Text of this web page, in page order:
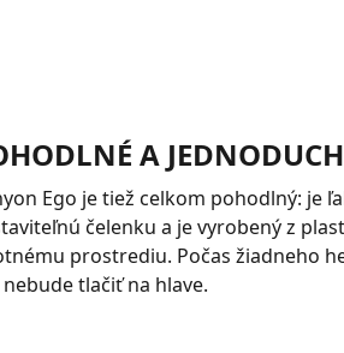
A
Ego je tiež celkom pohodlný: je
čelenku a je vyrobený z
prostrediu. Počas žiadneho
nebude tlačiť na hlave.